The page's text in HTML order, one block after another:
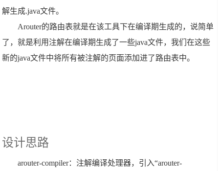
解生成.java文件。
Arouter的路由表就是在该工具下在编译期生成的，说简单
了，就是利用注解在编译期生成了一些java文件，我们在这些
新的java文件中将所有被注解的页面添加进了路由表中。
设计思路
arouter-compiler：注解编译处理器，引入“arouter-